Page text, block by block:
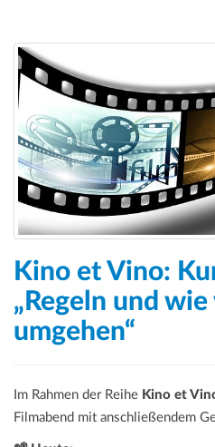
Kino et Vino:
„Regeln und
umgehen“
Im Rahmen der Reihe Kino et
Filmabend mit anschließendem